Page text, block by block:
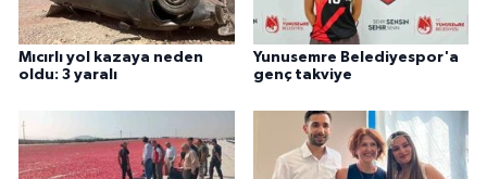
Mıcırlı yol kazaya neden
oldu: 3 yaralı
Yunusemre Belediyespor'a
genç takviye